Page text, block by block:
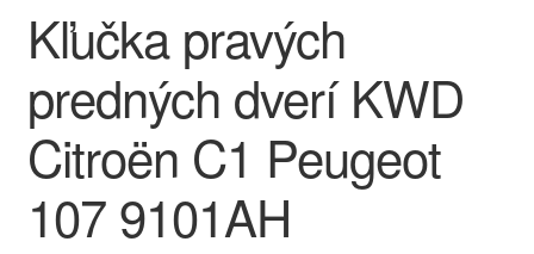
Reklamace
Reklamačný poriadok
Kľučka pravých
predných dverí KWD
Citroën C1 Peugeot
107 9101AH